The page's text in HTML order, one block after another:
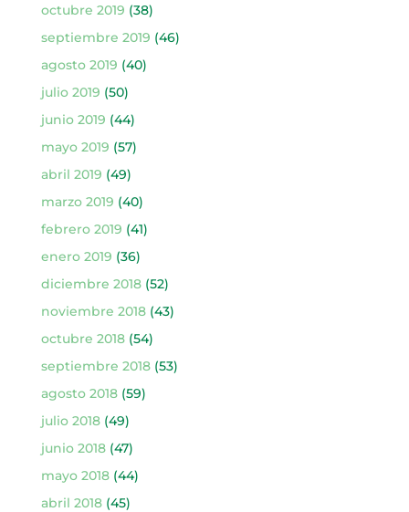
octubre 2019 (38)
septiembre 2019 (46)
agosto 2019 (40)
julio 2019 (50)
junio 2019 (44)
mayo 2019 (57)
abril 2019 (49)
marzo 2019 (40)
febrero 2019 (41)
enero 2019 (36)
diciembre 2018(52)
noviembre 2018(43)
octubre 2018(54)
septiembre 2018(53)
agosto 2018(59)
julio 2018(49)
junio 2018(47)
mayo 2018(44)
abril 2018(45)